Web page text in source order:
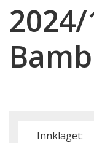
Innklaget: